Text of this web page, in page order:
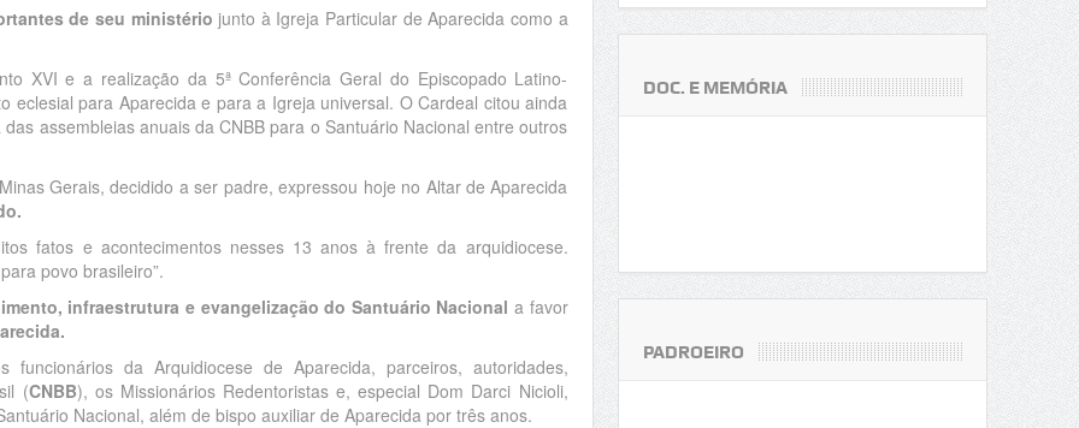
de seu ministério junto à Igreja Particular de Aparecida como a
XVI e a realização da 5ª Conferência Geral do Episcopado Latino-
eclesial para Aparecida e para a Igreja universal. O Cardeal citou ainda
assembleias anuais da CNBB para o Santuário Nacional entre outros
Gerais, decidido a ser padre, expressou hoje no Altar de Aparecida
fatos e acontecimentos nesses 13 anos à frente da arquidiocese.
povo brasileiro”.
infraestrutura e evangelização do Santuário Nacional a favor
da Arquidiocese de Aparecida, parceiros, autoridades,
(CNBB), os Missionários Redentoristas e, especial Dom Darci Nicioli,
Nacional, além de bispo auxiliar de Aparecida por três anos.
DOC. E MEMÓRIA
PADROEIRO